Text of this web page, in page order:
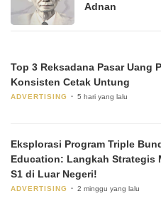
Adnan
Top 3 Reksadana Pasar Uang
Konsisten Cetak Untung
ADVERTISING 5 hari yang lalu
Eksplorasi Program Triple
Education: Langkah Strategis
S1 di Luar Negeri!
ADVERTISING 2 minggu yang lalu